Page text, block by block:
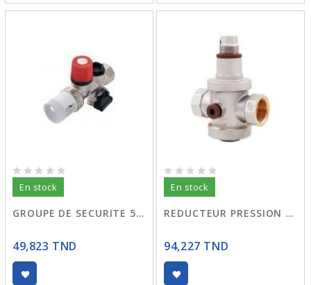
En stock
GROUPE DE SECURITE 5210 SOPAL
49,823 TND
En stock
REDUCTEUR PRESSION 3/4 5.5 BAR 143
94,227 TND